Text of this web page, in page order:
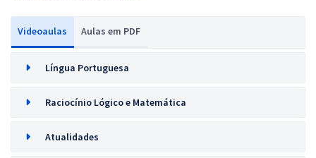
Videoaulas Aulas em PDF
Língua Portuguesa
Raciocínio Lógico e Matemática
Atualidades